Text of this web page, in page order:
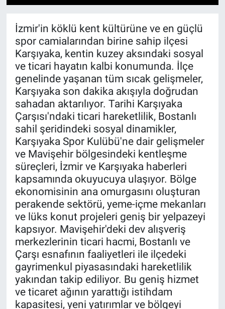
İzmir'in köklü kent kültürüne ve en güçlü
spor camialarından birine sahip ilçesi
Karşıyaka, kentin kuzey aksındaki sosyal
ve ticari hayatın kalbi konumunda. İlçe
genelinde yaşanan tüm sıcak gelişmeler,
Karşıyaka son dakika akışıyla doğrudan
sahadan aktarılıyor. Tarihi Karşıyaka
Çarşısı'ndaki ticari hareketlilik, Bostanlı
sahil şeridindeki sosyal dinamikler,
Karşıyaka Spor Kulübü'ne dair gelişmeler
ve Mavişehir bölgesindeki kentleşme
süreçleri, İzmir ve Karşıyaka haberleri
kapsamında okuyucuya ulaşıyor. Bölge
ekonomisinin ana omurgasını oluşturan
perakende sektörü, yeme-içme mekanları
ve lüks konut projeleri geniş bir yelpazeyi
kapsıyor. Mavişehir'deki dev alışveriş
merkezlerinin ticari hacmi, Bostanlı ve
Çarşı esnafının faaliyetleri ile ilçedeki
gayrimenkul piyasasındaki hareketlilik
yakından takip ediliyor. Bu geniş hizmet
ve ticaret ağının yarattığı istihdam
kapasitesi, yeni yatırımlar ve bölgeyi